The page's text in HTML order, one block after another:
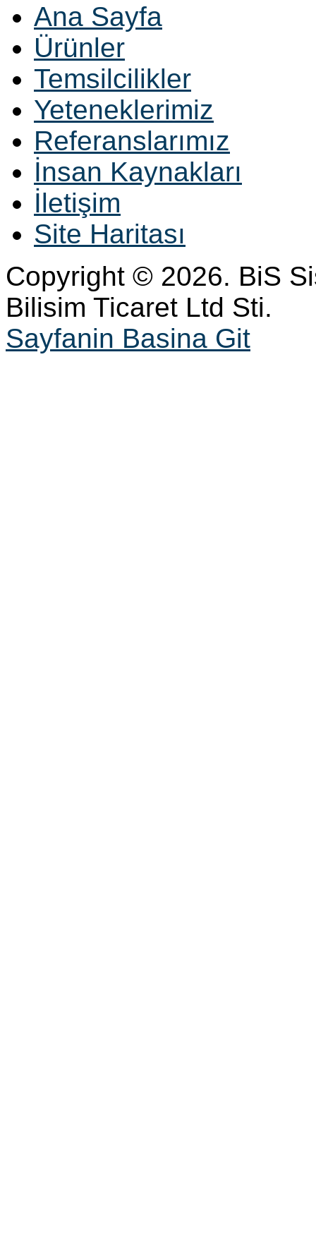
Ana Sayfa
Ürünler
Temsilcilikler
Yeteneklerimiz
Referanslarımız
İnsan Kaynakları
İletişim
Site Haritası
Copyright © 2026. BiS
Bilisim Ticaret Ltd Sti.
Sayfanin Basina Git